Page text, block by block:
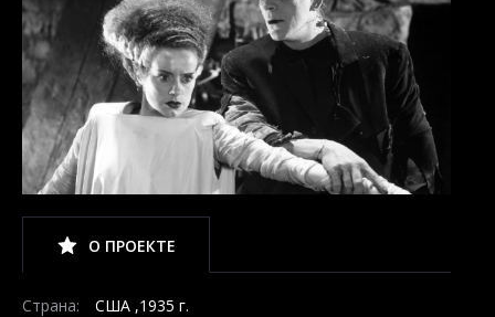
О ПРОЕКТЕ
Страна: США ,1935 г.